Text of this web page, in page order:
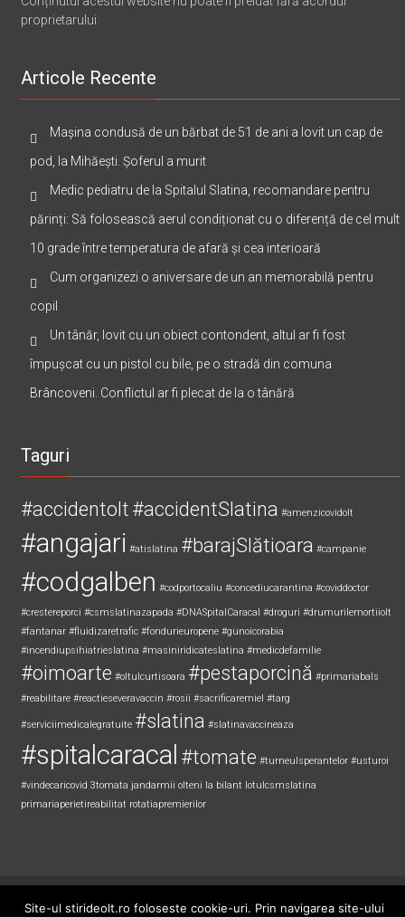
proprietarului.
Articole Recente
Mașina condusă de un bărbat de 51 de ani a lovit un cap de
pod, la Mihăești. Șoferul a murit
Medic pediatru de la Spitalul Slatina, recomandare pentru
părinți: Să folosească aerul condiționat cu o diferență de cel mult
10 grade între temperatura de afară și cea interioară
Cum organizezi o aniversare de un an memorabilă pentru
copil
Un tânăr, lovit cu un obiect contondent, altul ar fi fost
împușcat cu un pistol cu bile, pe o stradă din comuna
Brâncoveni. Conflictul ar fi plecat de la o tânără
Taguri
#accidentolt #accidentSlatina #amenzicovidolt
#angajari #atislatina #barajSlătioara #campanie
#codgalben #codportocaliu #concediucarantina #coviddoctor
#crestereporci #csmslatinazapada #DNASpitalCaracal #droguri #drumurilemortiiolt
#fantanar #fluidizaretrafic #fondurieuropene #gunoicorabia
#incendiupsihiatrieslatina #masiniridicateslatina #medicdefamilie
#oimoarte #oltulcurtisoara #pestaporcină #primariabals
#reabilitare #reactieseveravaccin #rosii #sacrificaremiel #targ
#serviciimedicalegratuite #slatina #slatinavaccineaza
#spitalcaracal #tomate #turneulsperantelor #usturoi
#vindecaricovid 3tomata jandarmii olteni la bilant lotulcsmslatina
primariaperietireabilitat rotatiapremierilor
ThemeGrill. Powered byWordPress.
Site-ul stirideolt.ro foloseste cookie-uri. Prin navigarea site-ului